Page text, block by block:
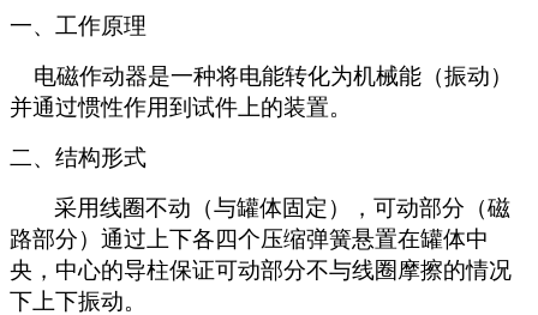
一、工作原理
电磁作动器是一种将电能转化为机械能（振动）
并通过惯性作用到试件上的装置。
二、结构形式
采用线圈不动（与罐体固定），可动部分（磁
路部分）通过上下各四个压缩弹簧悬置在罐体中
央，中心的导柱保证可动部分不与线圈摩擦的情况
下上下振动。